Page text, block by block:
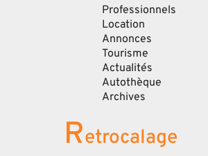
Professionnels
Location
Annonces
Tourisme
Actualités
Autothèque
Archives
Retrocalage